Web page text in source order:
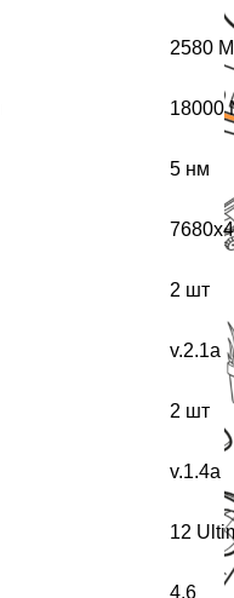
2580
18000
5 нм
2 шт
v.2.1a
2 шт
v.1.4a
12
4.6